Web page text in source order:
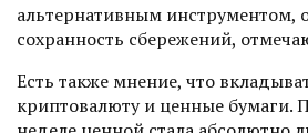
альтернативным инструментом,
сохранность сбережений,
Есть также мнение, что
криптовалюту и ценные бумаги.